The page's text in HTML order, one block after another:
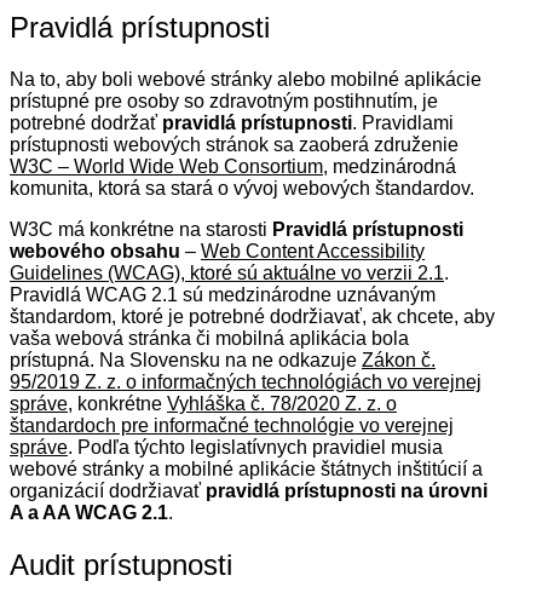
Pravidlá prístupnosti
Na to, aby boli webové stránky alebo mobilné aplikácie
prístupné pre osoby so zdravotným postihnutím, je
potrebné dodržať pravidlá prístupnosti. Pravidlami
prístupnosti webových stránok sa zaoberá združenie
W3C – World Wide Web Consortium, medzinárodná
komunita, ktorá sa stará o vývoj webových štandardov.
W3C má konkrétne na starosti Pravidlá prístupnosti
webového obsahu – Web Content Accessibility
Guidelines (WCAG), ktoré sú aktuálne vo verzii 2.1.
Pravidlá WCAG 2.1 sú medzinárodne uznávaným
štandardom, ktoré je potrebné dodržiavať, ak chcete, aby
vaša webová stránka či mobilná aplikácia bola
prístupná. Na Slovensku na ne odkazuje Zákon č.
95/2019 Z. z. o informačných technológiách vo verejnej
správe, konkrétne Vyhláška č. 78/2020 Z. z. o
štandardoch pre informačné technológie vo verejnej
správe. Podľa týchto legislatívnych pravidiel musia
webové stránky a mobilné aplikácie štátnych inštitúcií a
organizácií dodržiavať pravidlá prístupnosti na úrovni
A a AA WCAG 2.1.
Audit prístupnosti